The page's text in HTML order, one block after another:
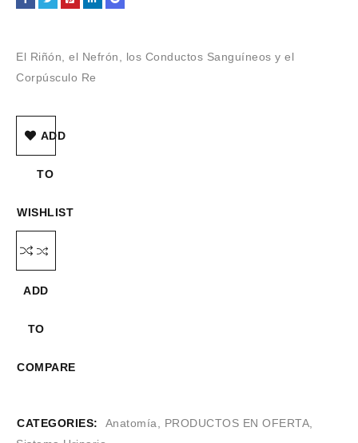
El Riñón, el Nefrón, los Conductos Sanguíneos y el
Corpúsculo Re
ADD
TO
WISHLIST
ADD
TO
COMPARE
CATEGORIES: Anatomía PRODUCTOS EN OFERTA